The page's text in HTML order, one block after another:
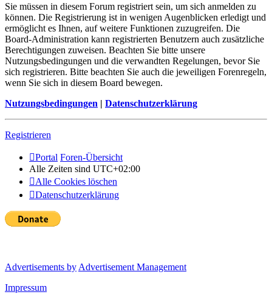
Sie müssen in diesem Forum registriert sein, um sich anmelden zu
können. Die Registrierung ist in wenigen Augenblicken erledigt und
ermöglicht es Ihnen, auf weitere Funktionen zuzugreifen. Die
Board-Administration kann registrierten Benutzern auch zusätzliche
Berechtigungen zuweisen. Beachten Sie bitte unsere
Nutzungsbedingungen und die verwandten Regelungen, bevor Sie
sich registrieren. Bitte beachten Sie auch die jeweiligen Forenregeln,
wenn Sie sich in diesem Board bewegen.
Nutzungsbedingungen | Datenschutzerklärung
Registrieren
Portal Foren-Übersicht
Alle Zeiten sind UTC+02:00
Alle Cookies löschen
Datenschutzerklärung
Advertisements by Advertisement Management
Impressum